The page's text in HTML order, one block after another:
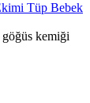
Tüp Bebek
göğüs kemiği